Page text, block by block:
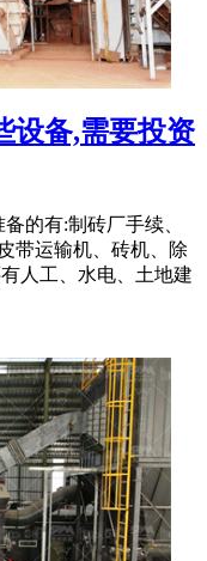
设备,需要投资
的有:制砖厂手续、
带运输机、砖机、除
人工、水电、土地建